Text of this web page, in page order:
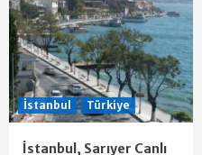
İstanbul Türkiye
İstanbul, Sarıyer Canlı